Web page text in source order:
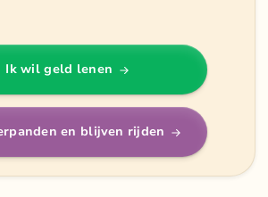
Ik wil geld lenen
en blijven rijden